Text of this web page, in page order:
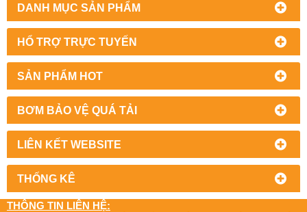
DANH MỤC SẢN PHẨM
HỔ TRỢ TRỰC TUYẾN
SẢN PHẨM HOT
BƠM BẢO VỆ QUÁ TẢI
LIÊN KẾT WEBSITE
THỐNG KÊ
THÔNG TIN LIÊN HỆ: